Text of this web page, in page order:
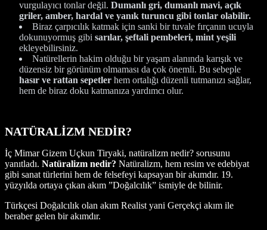
vurgulayıcı tonlar değil. Dumanlı gri, dumanlı mavi, açık
griler, amber, hardal ve yanık turuncu gibi tonlar olabilir.
Biraz çarpıcılık katmak için sanki bir tuvale fırçanın ucuyla
dokunuyormuş gibi sarılar, şeftali pembeleri, mint yeşili
ekleyebilirsiniz.
Natürellerin hakim olduğu bir yaşam alanında karışık ve
düzensiz bir görünüm olmaması da çok önemli. Bu sebeple
hasır ve rattan sepetler hem ortalığı düzenli tutmanızı sağlar,
hem de biraz doku katmanıza yardımcı olur.
NATÜRALİZM NEDİR?
İç Mimar Gizem Uçkun Tiryaki, natüralizm nedir? sorusunu
yanıtladı. Natüralizm nedir? Natüralizm, hem resim ve edebiyat
gibi sanat türlerini hem de felsefeyi kapsayan bir akımdır. 19.
yüzyılda ortaya çıkan akım ”Doğalcılık” ismiyle de bilinir.
Türkçesi Doğalcılık olan akım Realist yani Gerçekçi akım ile
beraber gelen bir akımdır.